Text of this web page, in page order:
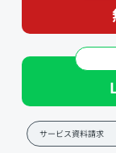
サービス資料請求